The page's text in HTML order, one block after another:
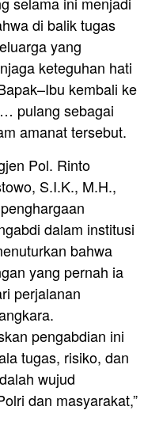
di balik tugas
yang
keteguhan hati
kembali ke
pulang sebagai
amanat tersebut.
Pol. Rinto
S.I.K., M.H.,
dalam institusi
bahwa
yang pernah ia
perjalanan
pengabdian ini
tugas, risiko, dan
wujud
dan masyarakat,”